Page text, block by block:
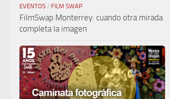
EVENTOS / FILM SWAP
FilmSwap Monterrey: cuando otra mirada
completa la imagen